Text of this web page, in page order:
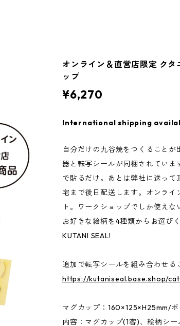
オンライン＆直営店限定 クタ
ップ
¥6,270
International shipping
自分だけの九谷焼をつくることが
器と転写シールが同梱されていま
で貼るだけ。あとは弊社に送っ
宅まで後日配送します。オンライ
ト。ワークショップでしか使えな
お好きな絵柄を4種類からお選び
KUTANI SEAL!
追加で転写シールを組み合わせる
https://kutaniseal.base.shop/
マグカップ：160×125×H25mm/
内容：マグカップ(1客)、絵柄シー